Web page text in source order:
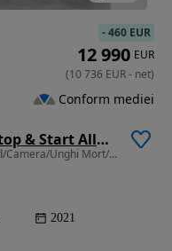
Peugeot 3008 PureTech 130 Stop & Start Allure
1199 cm3 • 130 CP • LED/CarPlay/Android/Camera/Unghi Mort/TVA/Leasing - Rate FARA AVANS
2021
-460 EUR
12 990 EUR
(10 736 EUR- net)
Conform mediei